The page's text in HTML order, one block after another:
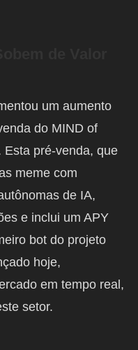
um aumento
do MIND of
Esta pré-venda, que
meme com
de IA,
e inclui um APY
bot do projeto
hoje,
em tempo real,
setor.